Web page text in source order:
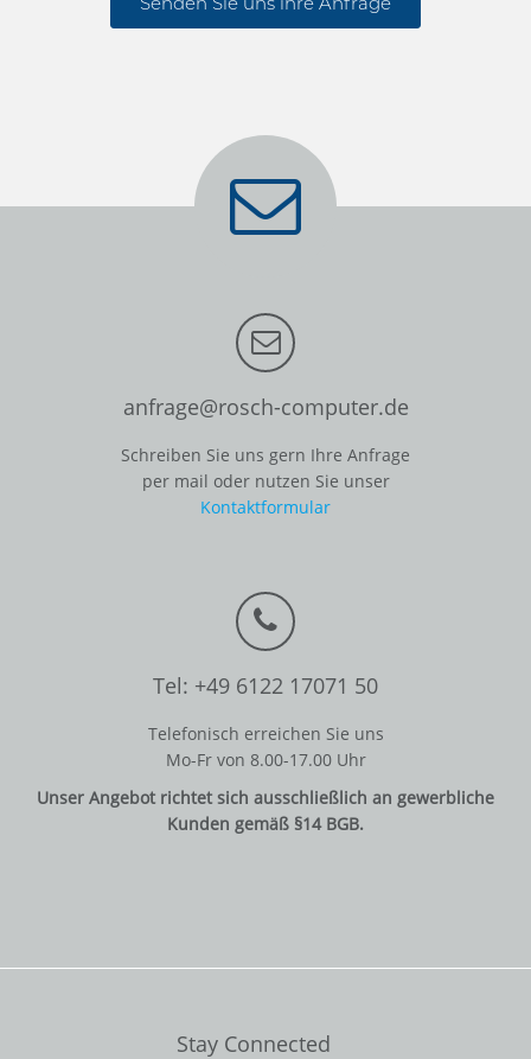
anfrage@rosch-computer.de
Schreiben Sie uns gern Ihre Anfrage
per mail oder nutzen Sie unser
Kontaktformular
Tel: +49 6122 17071 50
Telefonisch erreichen Sie uns
Mo-Fr von 8.00-17.00 Uhr
Unser Angebot richtet sich ausschließlich an gewerbliche
Kunden gemäß §14 BGB.
Stay Connected